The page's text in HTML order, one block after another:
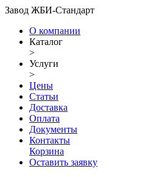
Завод ЖБИ-Стандарт
О компании
Каталог
>
Услуги
>
Цены
Статьи
Доставка
Оплата
Документы
Контакты
Корзина
Оставить заявку